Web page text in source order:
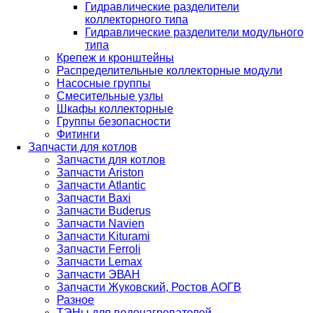
Гидравлические разделители
коллекторного типа
Гидравлические разделители модульного
типа
Крепеж и кронштейны
Распределительные коллекторные модули
Насосные группы
Смесительные узлы
Шкафы коллекторные
Группы безопасности
Фитинги
Запчасти для котлов
Запчасти для котлов
Запчасти Ariston
Запчасти Atlantic
Запчасти Baxi
Запчасти Buderus
Запчасти Navien
Запчасти Kiturami
Запчасти Ferroli
Запчасти Lemax
Запчасти ЭВАН
Запчасти Жуковский, Ростов АОГВ
Разное